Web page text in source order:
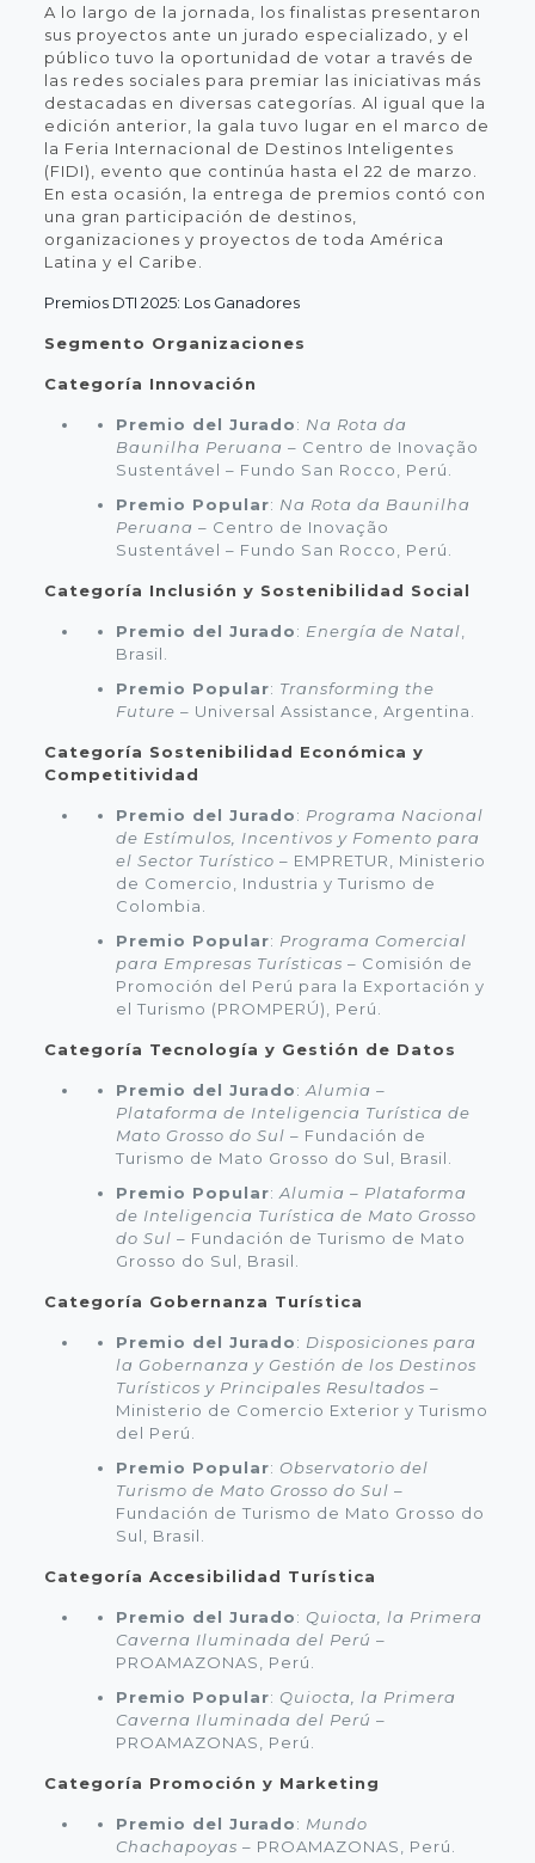
A lo largo de la jornada, los finalistas presentaron
sus proyectos ante un jurado especializado, y el
público tuvo la oportunidad de votar a través de
las redes sociales para premiar las iniciativas más
destacadas en diversas categorías. Al igual que la
edición anterior, la gala tuvo lugar en el marco de
la Feria Internacional de Destinos Inteligentes
(FIDI), evento que continúa hasta el 22 de marzo.
En esta ocasión, la entrega de premios contó con
una gran participación de destinos,
organizaciones y proyectos de toda América
Latina y el Caribe.
Premios DTI 2025: Los Ganadores
Segmento Organizaciones
Categoría Innovación
Premio del Jurado: Na Rota da
Baunilha Peruana – Centro de Inovação
Sustentável – Fundo San Rocco, Perú.
Premio Popular: Na Rota da Baunilha
Peruana – Centro de Inovação
Sustentável – Fundo San Rocco, Perú.
Categoría Inclusión y Sostenibilidad Social
Premio del Jurado: Energía de Natal
Brasil.
Premio Popular: Transforming the
Future – Universal Assistance, Argentina.
Categoría Sostenibilidad Económica y
Competitividad
Premio del Jurado: Programa Nacional
de Estímulos, Incentivos y Fomento para
el Sector Turístico – EMPRETUR, Ministerio
de Comercio, Industria y Turismo de
Colombia.
Premio Popular: Programa Comercial
para Empresas Turísticas – Comisión de
Promoción del Perú para la Exportación y
el Turismo (PROMPERÚ), Perú.
Categoría Tecnología y Gestión de Datos
Premio del Jurado: Alumia –
Plataforma de Inteligencia Turística de
Mato Grosso do Sul – Fundación de
Turismo de Mato Grosso do Sul, Brasil.
Premio Popular: Alumia – Plataforma
de Inteligencia Turística de Mato Grosso
do Sul – Fundación de Turismo de Mato
Grosso do Sul, Brasil.
Categoría Gobernanza Turística
Premio del Jurado: Disposiciones para
la Gobernanza y Gestión de los Destinos
Turísticos y Principales Resultados –
Ministerio de Comercio Exterior y Turismo
del Perú.
Premio Popular: Observatorio del
Turismo de Mato Grosso do Sul –
Fundación de Turismo de Mato Grosso do
Sul, Brasil.
Categoría Accesibilidad Turística
Premio del Jurado: Quiocta, la Primera
Caverna Iluminada del Perú –
PROAMAZONAS, Perú.
Premio Popular: Quiocta, la Primera
Caverna Iluminada del Perú –
PROAMAZONAS, Perú.
Categoría Promoción y Marketing
Premio del Jurado: Mundo
Chachapoyas – PROAMAZONAS, Perú.